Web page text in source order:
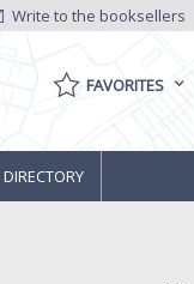
Write to the booksellers
FAVORITES